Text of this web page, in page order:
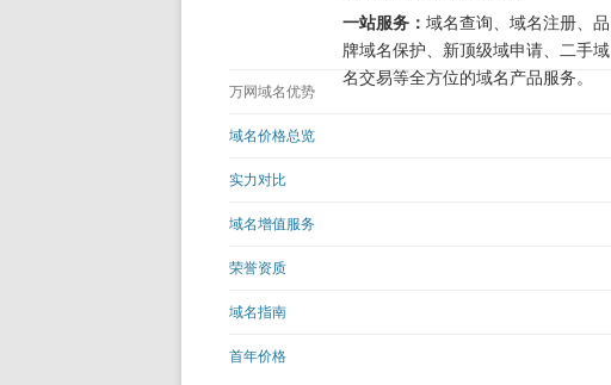
一站服务： 域名查询、域名注册、品
牌域名保护、新顶级域申请、二手域
名交易等全方位的域名产品服务。
万网域名优势
域名价格总览
实力对比
域名增值服务
荣誉资质
域名指南
首年价格